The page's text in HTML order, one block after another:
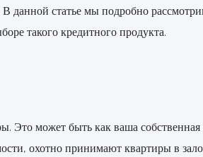
В данной статье мы подробно
такого кредитного продукта.
может быть как ваша
охотно принимают квартиры в